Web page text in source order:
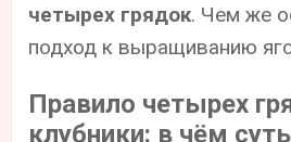
четырех грядок. Чем же
подход к выращиванию
Правило четырех
клубники: в чём суть